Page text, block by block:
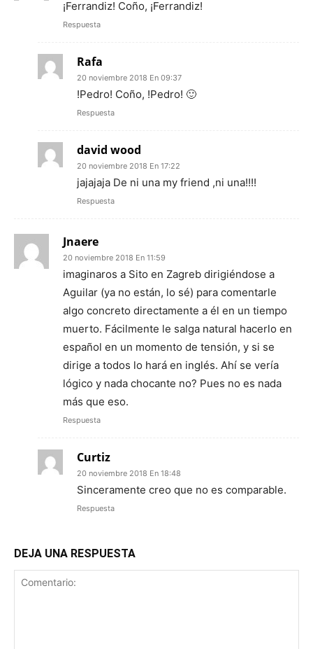
¡Ferrandiz! Coño, ¡Ferrandiz!
Respuesta
Rafa
20 noviembre 2018 En 09:37
!Pedro! Coño, !Pedro! 🙂
Respuesta
david wood
20 noviembre 2018 En 17:22
jajajaja De ni una my friend ,ni una!!!!
Respuesta
Jnaere
20 noviembre 2018 En 11:59
imaginaros a Sito en Zagreb dirigiéndose a
Aguilar (ya no están, lo sé) para comentarle
algo concreto directamente a él en un tiempo
muerto. Fácilmente le salga natural hacerlo en
español en un momento de tensión, y si se
dirige a todos lo hará en inglés. Ahí se vería
lógico y nada chocante no? Pues no es nada
más que eso.
Respuesta
Curtiz
20 noviembre 2018 En 18:48
Sinceramente creo que no es comparable.
Respuesta
DEJA UNA RESPUESTA